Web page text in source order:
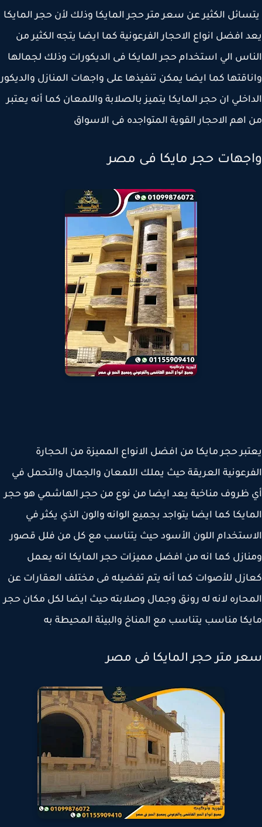
الكثير عن سعر متر حجر المايكا وذلك لأن حجر المايكا
افضل انواع الاحجار الفرعونية كما ايضا يتجه الكثير من
الي استخدام حجر المايكا فى الديكورات وذلك لجمالها
كما ايضا يمكن تنفيذها على واجهات المنازل والديكور
ان حجر المايكا يتميز بالصلابة واللمعان كما أنه يعتبر
الاحجار القوية المتواجده فى الاسواق
حجر مايكا فى مصر
حجر مايكا من افضل الانواع المميزة من الحجارة
العريقة حيث يملك اللمعان والجمال والتحمل في
ظروف مناخية يعد ايضا من نوع من حجر الهاشمي هو حجر
كما ايضا يتواجد بجميع الوانه والون الذي يكثر في
اللون الأسود حيث يتناسب مع كل من فلل قصور
كما انه من افضل مميزات حجر المايكا انه يعمل
للأصوات كما أنه يتم تفضيله فى مختلف العقارات عن
لانه له رونق وجمال وصلابته حيث ايضا لكل مكان حجر
مناسب يتناسب مع المناخ والبيئة المحيطة به
متر حجر المايكا فى مصر